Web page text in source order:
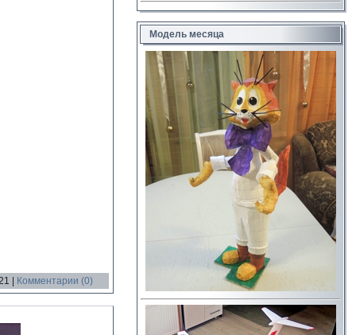
Комментарии (0)
Модель месяца